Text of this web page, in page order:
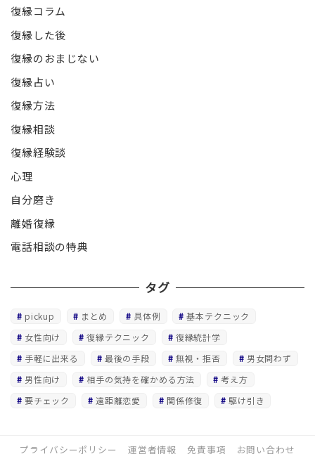
復縁コラム
復縁した後
復縁のおまじない
復縁占い
復縁方法
復縁相談
復縁経験談
心理
自分磨き
離婚復縁
電話相談の特典
タグ
pickup まとめ 具体例
基本テクニック
女性向け
復縁テクニック
復縁統計学
手軽に出来る
最後の手段 無視・拒否
男女問わず
男性向け
相手の気持を確かめる方法
考え方
要チェック
遠距離恋愛 関係修復 駆け引き
プライバシーポリシー 運営者情報 免責事項 お問い合わせ